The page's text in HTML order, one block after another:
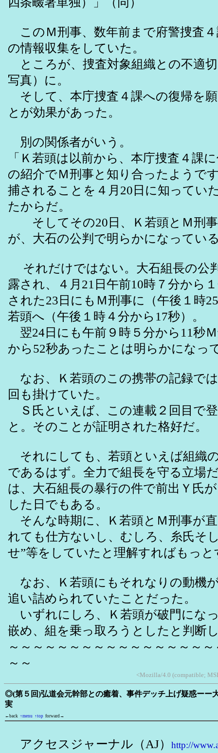
このＭ刑事、数年前まで府警捜査
の情報収集をしていた。
ところが、捜査対象組織との不適
写真）に。
そして、本庁捜査４課への復帰を
とが効果があった。
別の関係者がいう。
「Ｋ若頭は以前から、本庁捜査４課
の紹介でＭ刑事と知り合ったようで
捕されることを４月20日に知ってい
たからだ。
そしてその20日、Ｋ若頭とＭ刑事
が、大石の公判で明らかになってい
それだけではない。大石組長の公
露され、４月21日午前10時７分から
された23日にもＭ刑事に（午後１時
若頭へ（午後１時４分から17秒）。
翌24日にも午前９時５分から11秒
から52秒あったことは明らかになっ
なお、Ｋ若頭のこの携帯の記録で
回も掛けていた。
Ｓ氏といえば、この連載２回目で
と。そのことが証明された格好だ。
それにしても、若頭といえば組織
であるはず。全力で組長を守る立場
は、大石組長の暴行の件で前出Ｙ氏
した日でもある。
そんな時期に、Ｋ若頭とＭ刑事が
れても仕方ないし、むしろ、糸氏そ
せ”等をしていたと理解すればもっ
なお、Ｋ若頭にもそれなりの動機
追い詰められていたことだった。
いずれにしろ、Ｋ若頭が破門にな
嵌め、組を乗っ取ろうとしたと判断
～～～～～～～～～～～～～～～～
～～
<Mozilla/4.0 (compatible;
◎(第５回)弘道会元幹部との癒着、事件デッチ上げ疑惑ーー
実
←back ↑menu ↑top forward→
アクセスジャーナル（AJ） http://